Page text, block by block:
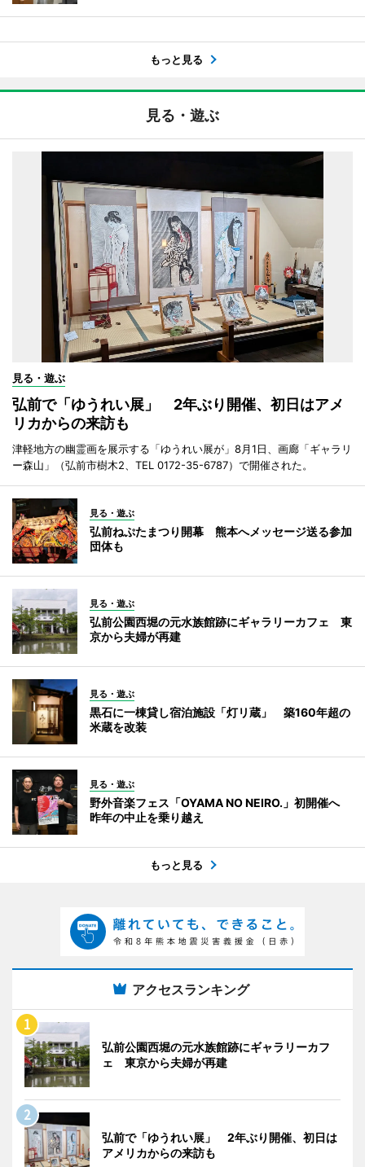
もっと見る
見る・遊ぶ
見る・遊ぶ
弘前で「ゆうれい展」 2年ぶり開催、初日はアメ
リカからの来訪も
津軽地方の幽霊画を展示する「ゆうれい展が」8月1日、画廊「ギャラリ
ー森山」（弘前市樹木2、TEL 0172-35-6787）で開催された。
見る・遊ぶ
弘前ねぷたまつり開幕 熊本へメッセージ送る参加
団体も
見る・遊ぶ
弘前公園西堀の元水族館跡にギャラリーカフェ 東
京から夫婦が再建
見る・遊ぶ
黒石に一棟貸し宿泊施設「灯リ蔵」 築160年超の
米蔵を改装
見る・遊ぶ
野外音楽フェス「OYAMA NO NEIRO.」初開催へ
昨年の中止を乗り越え
もっと見る
アクセスランキング
弘前公園西堀の元水族館跡にギャラリーカフ
ェ 東京から夫婦が再建
弘前で「ゆうれい展」 2年ぶり開催、初日は
アメリカからの来訪も